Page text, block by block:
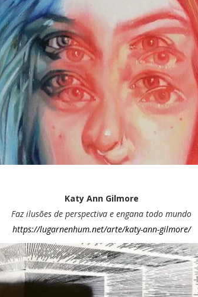
Katy Ann Gilmore
Faz ilusões de perspectiva e engana todo mundo
https://lugarnenhum.net/arte/katy-ann-gilmore/